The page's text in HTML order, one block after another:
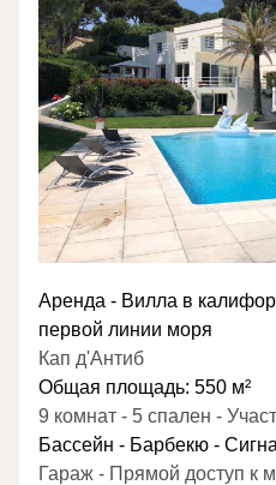
Аренда - Вилла в
первой линии моря
Кап д'Антиб
Общая площадь: 550 м²
9 комнат - 5 спален -
Бассейн - Барбекю -
Гараж - Прямой доступ к